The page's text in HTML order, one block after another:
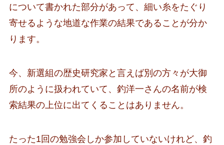
について書かれた部分があって、細い糸をたぐり
寄せるような地道な作業の結果であることが分か
ります。
今、新選組の歴史研究家と言えば別の方々が大御
所のように扱われていて、釣洋一さんの名前が検
索結果の上位に出てくることはありません。
たった1回の勉強会しか参加していないけれど、釣